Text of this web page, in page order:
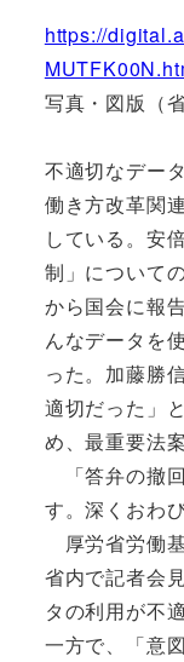
https://
写真・図版（省
不適切なデー
働き方改革関
している。安
制」について
から国会に報
んなデータを
った。加藤勝
適切だった」
め、最重要法
「答弁の撤
す。深くおわ
厚労省労働
省内で記者会
タの利用が不
一方で、「意